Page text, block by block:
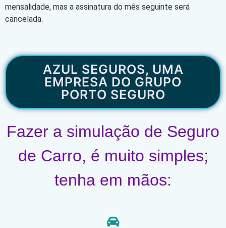
mensalidade, mas a assinatura do mês seguinte será
cancelada.
AZUL SEGUROS, UMA
EMPRESA DO GRUPO
PORTO SEGURO
Fazer a simulação de Seguro
de Carro, é muito simples;
tenha em mãos: